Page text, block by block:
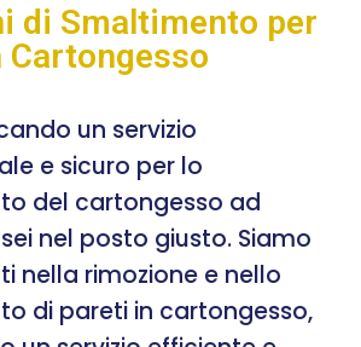
di Smaltimento per
Cartongesso
un servizio
e sicuro per lo
del cartongesso ad
nel posto giusto. Siamo
nella rimozione e nello
di pareti in cartongesso,